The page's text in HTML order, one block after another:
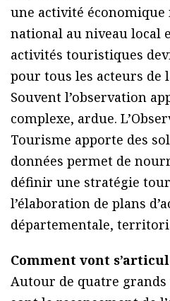
une activité
national au niveau local
activités touristiques
pour tous les acteurs de
Souvent l’observation
complexe, ardue.
Tourisme apporte des
données permet de
définir une stratégie
l’élaboration de plans
départementale,
Comment vont
Autour de quatre